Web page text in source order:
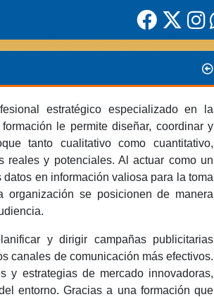
estratégico especializado en la
le permite diseñar, coordinar y
tanto cualitativo como cuantitativo,
reales y potenciales. Al actuar como un
en información valiosa para la toma
se posicionen de manera
y dirigir campañas publicitarias
canales de comunicación más efectivos.
y estrategias de mercado innovadoras,
entorno. Gracias a una formación que